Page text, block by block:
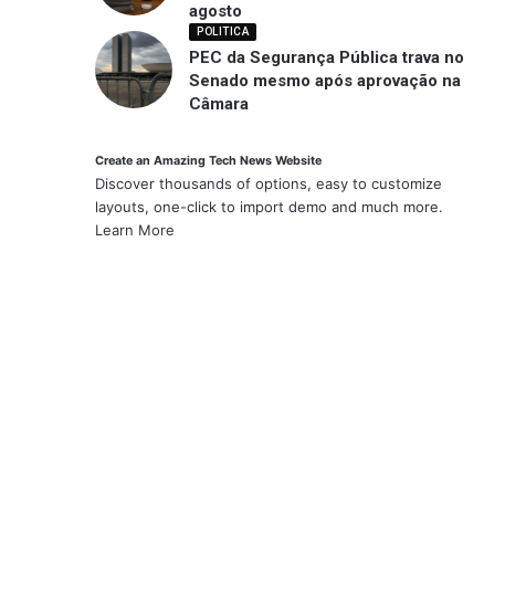
agosto
POLITICA
PEC da Segurança Pública trava no
Senado mesmo após aprovação na
Câmara
Create an Amazing Tech News Website
Discover thousands of options, easy to customize
layouts, one-click to import demo and much more.
Learn More